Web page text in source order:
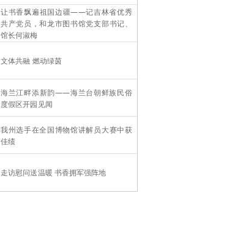
让书香飘遍祖国边疆——记吉林省优秀
共产党员，和龙市图书馆党支部书记、
馆长何淑梅
文体共融 燃动绿茵
海兰江畔添新韵——海兰台朝鲜族民俗
度假区开园见闻
我州选手在全国博物馆讲解员大赛中获
佳绩
走访慰问送温暖 书香拥军强阵地